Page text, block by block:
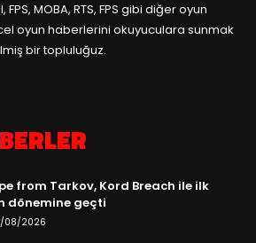
MOBA, RTS, FPS gibi diğer oyun
oyun haberlerini okuyuculara sunmak
bir topluluğuz.
from Tarkov, Kord Breach ile ilk
dönemine geçti
08/2026